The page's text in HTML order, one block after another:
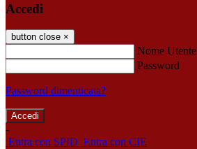
Accedi
button close ×
Nome Utente
Password
Password dimenticata?
-
Entra con SPID Entra con CIE